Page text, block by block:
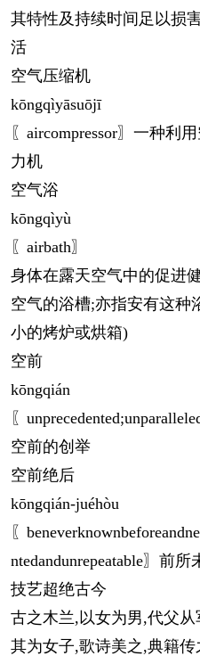
其特性及持续时间足以损
活
空气压缩机
kōngqìyāsuōjī
〖aircompressor〗一种利
力机
空气浴
kōngqìyù
〖airbath〗
身体在露天空气中的促进
空气的浴槽;亦指安有这种
小的烤炉或烘箱)
空前
kōngqián
〖
空前的创举
空前绝后
kōngqián-juéhòu
〖
ntedandunrepeatable〗前
技艺超绝古今
古之木兰,以女为男,代父
其为女子,歌诗美之,典籍传